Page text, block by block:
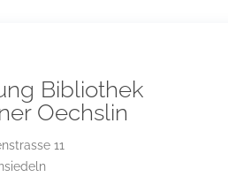
Bibliothek
Oechslin
11